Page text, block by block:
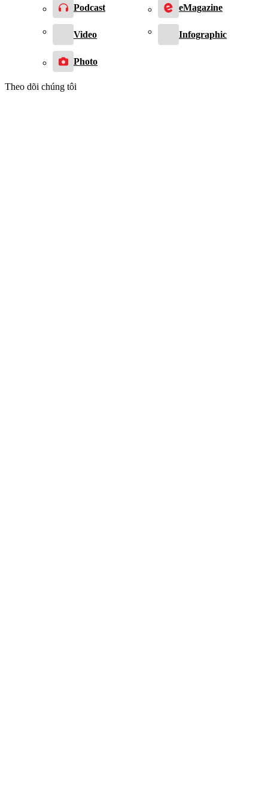
Podcast eMagazine
Video Infographic
Photo
Theo dõi chúng tôi